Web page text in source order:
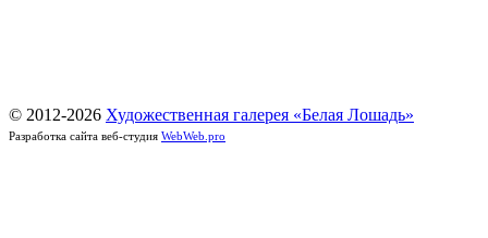
© 2012-2026 Художественная галерея «Белая Лошадь»
Разработка сайта веб-студия WebWeb.pro